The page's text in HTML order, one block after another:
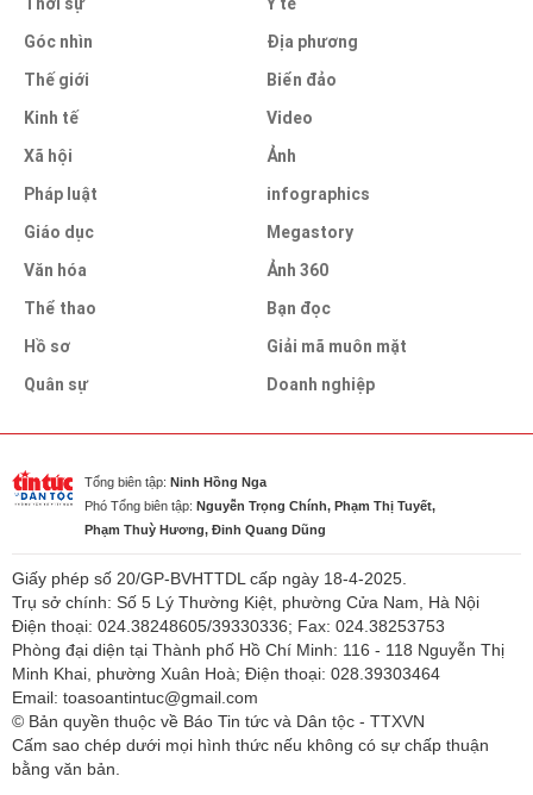
Góc nhìn
Thế giới
Kinh tế
Xã hội
Pháp luật
Giáo dục
Văn hóa
Thể thao
Hồ sơ
Quân sự
Địa phương
Biển đảo
Video
Ảnh
infographics
Megastory
Ảnh 360
Bạn đọc
Giải mã muôn mặt
Doanh nghiệp
Tổng biên tập: Ninh Hồng Nga
Phó Tổng biên tập: Nguyễn Trọng Chính, Phạm Thị Tuyết,
Phạm Thuỳ Hương, Đinh Quang Dũng
Giấy phép số 20/GP-BVHTTDL cấp ngày 18-4-2025.
Trụ sở chính: Số 5 Lý Thường Kiệt, phường Cửa Nam, Hà Nội
Điện thoại: 024.38248605/39330336; Fax: 024.38253753
Phòng đại diện tại Thành phố Hồ Chí Minh: 116 - 118 Nguyễn Thị
Minh Khai, phường Xuân Hoà; Điện thoại: 028.39303464
Email: toasoantintuc@gmail.com
© Bản quyền thuộc về Báo Tin tức và Dân tộc - TTXVN
Cấm sao chép dưới mọi hình thức nếu không có sự chấp thuận
bằng văn bản.